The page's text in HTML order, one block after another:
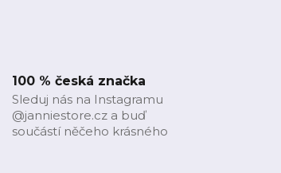
100 % česká značka
Sleduj nás na Instagramu
@janniestore.cz a buď
součástí něčeho krásného